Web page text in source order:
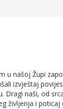
u našoj Župi
izvještaj
Dragi naši, od
življenja i